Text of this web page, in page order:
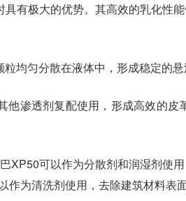
有极大的优势。其高效的乳化
均匀分散在液体中，形成稳定的
渗透剂复配使用，形成高效的
XP50可以作为分散剂和润湿剂
为清洗剂使用，去除建筑材料表面